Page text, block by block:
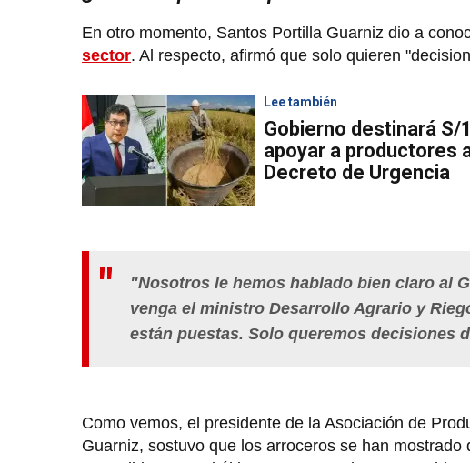
En otro momento, Santos Portilla Guarniz dio a
sector. Al respecto, afirmó que solo quieren
Lee también
Gobierno destinará S/
apoyar a productores
Decreto de Urgencia
"Nosotros le hemos hablado bien claro al
venga el ministro Desarrollo Agrario y
están puestas. Solo queremos decisiones
Como vemos, el presidente de la Asociación de
Guarniz, sostuvo que los arroceros se han